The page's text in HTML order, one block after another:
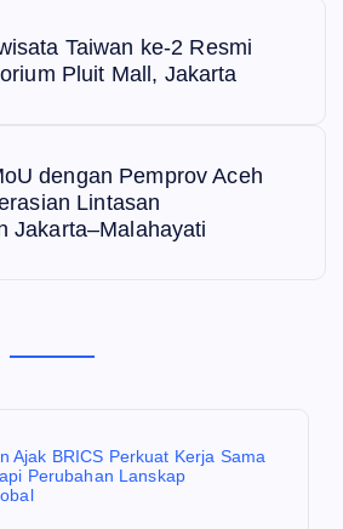
Taiwan ke-2 Resmi
Pluit Mall, Jakarta
dengan Pemprov Aceh
Lintasan
Jakarta–Malahayati